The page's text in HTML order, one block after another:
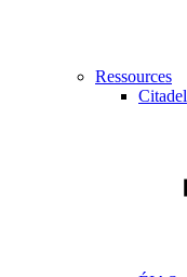
Ressources
Citadel